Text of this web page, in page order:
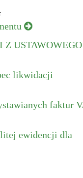
Z USTAWOWEGO
likwidacji
faktur
ewidencji dla